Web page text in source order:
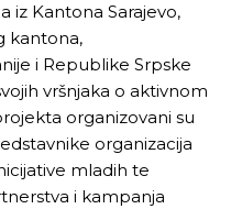
iz Kantona Sarajevo,
kantona,
i Republike Srpske
vršnjaka o aktivnom
organizovani su
organizacija
mladih te
i kampanja